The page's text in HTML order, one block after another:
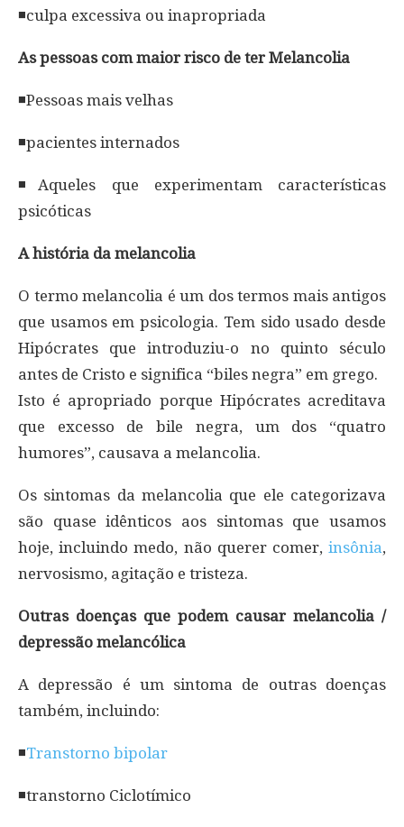
◾culpa excessiva ou inapropriada
As pessoas com maior risco de ter Melancolia
◾Pessoas mais velhas
◾pacientes internados
◾Aqueles que experimentam características
psicóticas
A história da melancolia
O termo melancolia é um dos termos mais antigos
que usamos em psicologia. Tem sido usado desde
Hipócrates que introduziu-o no quinto século
antes de Cristo e significa “biles negra” em grego.
Isto é apropriado porque Hipócrates acreditava
que excesso de bile negra, um dos “quatro
humores”, causava a melancolia.
Os sintomas da melancolia que ele categorizava
são quase idênticos aos sintomas que usamos
hoje, incluindo medo, não querer comer, insônia,
nervosismo, agitação e tristeza.
Outras doenças que podem causar melancolia /
depressão melancólica
A depressão é um sintoma de outras doenças
também, incluindo:
◾Transtorno bipolar
◾transtorno Ciclotímico